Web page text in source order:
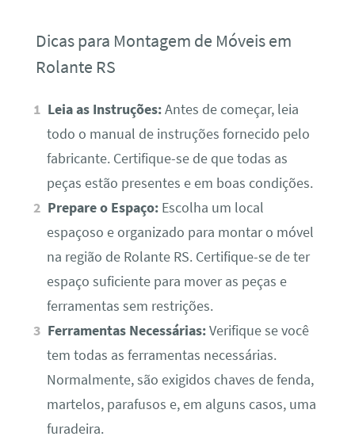
Dicas para Montagem de Móveis em
Rolante RS
Leia as Instruções:Antes de começar, leia
todo o manual de instruções fornecido pelo
fabricante. Certifique-se de que todas as
peças estão presentes e em boas condições.
Prepare o Espaço: Escolha um local
espaçoso e organizado para montar o móvel
na região de Rolante RS. Certifique-se de ter
espaço suficiente para mover as peças e
ferramentas sem restrições.
Ferramentas Necessárias:Verifique se você
tem todas as ferramentas necessárias.
Normalmente, são exigidos chaves de fenda,
martelos, parafusos e, em alguns casos, uma
furadeira.